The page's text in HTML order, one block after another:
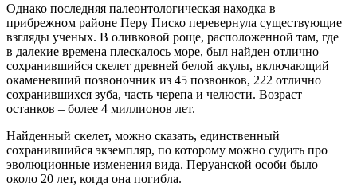
Однако последняя палеонтологическая находка в
прибрежном районе Перу Писко перевернула существующие
взгляды ученых. В оливковой роще, расположенной там, где
в далекие времена плескалось море, был найден отлично
сохранившийся скелет древней белой акулы, включающий
окаменевший позвоночник из 45 позвонков, 222 отлично
сохранившихся зуба, часть черепа и челюсти. Возраст
останков – более 4 миллионов лет.
Найденный скелет, можно сказать, единственный
сохранившийся экземпляр, по которому можно судить про
эволюционные изменения вида. Перуанской особи было
около 20 лет, когда она погибла.